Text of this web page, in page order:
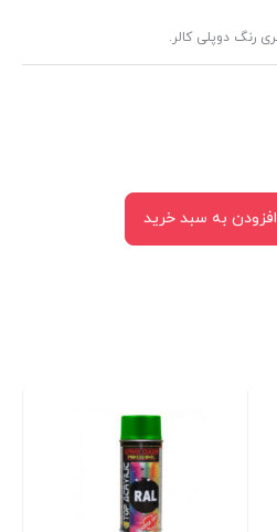
رنگ دوپلی کالر.
افزودن به سبد خرید